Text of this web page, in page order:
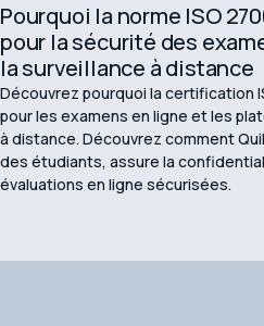
Pourquoi la norme ISO
pour la sécurité des
la surveillance à distance
Découvrez pourquoi la certification
pour les examens en ligne et les
à distance. Découvrez comment
des étudiants, assure la
évaluations en ligne sécurisées.